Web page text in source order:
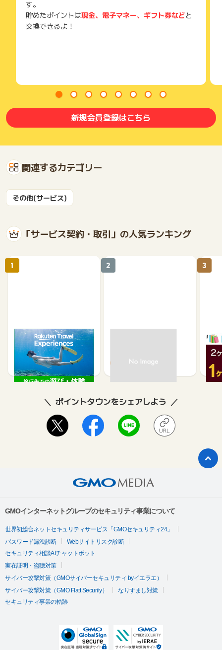
す。
貯めたポイントは現金、電子マネー、ギフト券などと
交換できるよ！
新規会員登録はこちら
関連するカテゴリー
その他(サービス)
「サービス契約・取引」の人気ランキング
楽天トラベル観光体験
2.5%
1
1.3%
2
い
3
ポイントタウンをシェアしよう
GMOインターネットグループのセキュリティ事業について
世界初総合ネットセキュリティサービス「GMOセキュリティ24」
パスワード漏洩診断
Webサイトリスク診断
セキュリティ相談AIチャットボット
実在証明・盗聴対策
サイバー攻撃対策（GMOサイバーセキュリティ byイエラエ）
サイバー攻撃対策（GMO Flatt Security）
なりすまし対策
セキュリティ事業の軌跡